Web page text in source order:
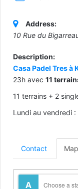
Address:
10 Rue du
Description:
Casa Padel Tres à
23h avec 11
11 terrains + 2
Lundi au vendredi
Contact Map